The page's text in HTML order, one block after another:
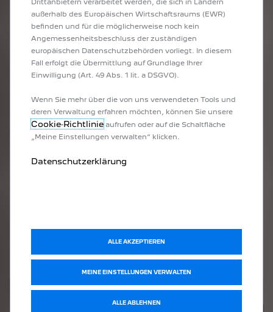
Erhalten Sie die Bewertung für Ihr Auto in nur drei
Schritten :
Schritt 1. Füllen Sie alle Informationen aus, die Sie
für die Bewertung Ihres Autos benötigen.
Um Ihr Auto zu bewerten, beantworten Sie bitte
den angebotenen Fragebogen so wahrheitsgetreu
wie möglich. Erhalten Sie den Eintauschwert mit
Drittanbietern verarbeitet werden, die sich in Ländern
außerhalb des Europäischen Wirtschaftsraums (EWR)
befinden und für die möglicherweise noch kein
Angemessenheitsbeschluss der zuständigen
europäischen Datenschutzbehörden vorliegt. In diesem
Fall erfolgt die Übermittlung auf Grundlage Ihrer
Einwilligung (Art. 49 Abs. 1 lit. a DSGVO).
Wenn Sie mehr über die von uns verwendeten Tools und
deren Verwaltung erfahren möchten, können Sie unsere
Cookie‑Richtlinieaufrufen oder auf die Schaltfläche
„Meine Einstellungen verwalten“ klicken.
Datenschutzerklärung
MEINE EINSTELLUNGEN VERWALTEN
ALLE AKZEPTIEREN
ALLE ABLEHNEN